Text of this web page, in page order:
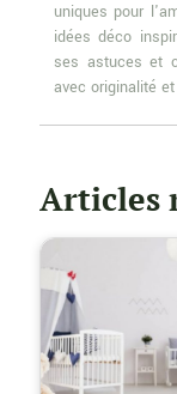
uniques pour
idées déco
ses astuces et
avec originalité
Articles